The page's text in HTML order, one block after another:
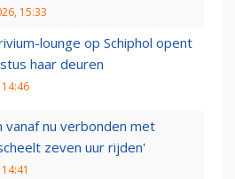
15:33
lounge op Schiphol opent
haar deuren
vanaf nu verbonden met
zeven uur rijden'